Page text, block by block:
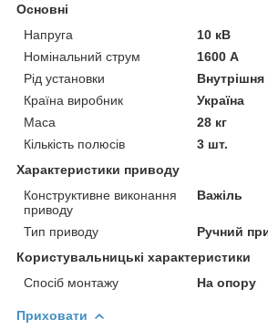
Основні
Напруга
10 кВ
Номінальний струм
1600 А
Рід установки
Внутрішня
Країна виробник
Україна
Маса
28 кг
Кількість полюсів
3 шт.
Характеристики приводу
Конструктивне виконання
приводу
Важіль
Тип приводу
Ручний
Користувальницькі характеристики
Спосіб монтажу
На опору
Приховати